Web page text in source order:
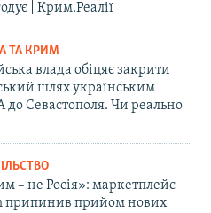
| Крим.Реалії
ТА КРИМ
влада обіцяє закрити
шлях українським
до Севастополя. Чи реально
– не Росія»: маркетплейс
припинив прийом нових